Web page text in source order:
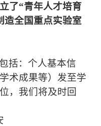
了“青年人才培育
造全国重点实验室
括：个人基本信
术成果等）发至学
，我们将及时回